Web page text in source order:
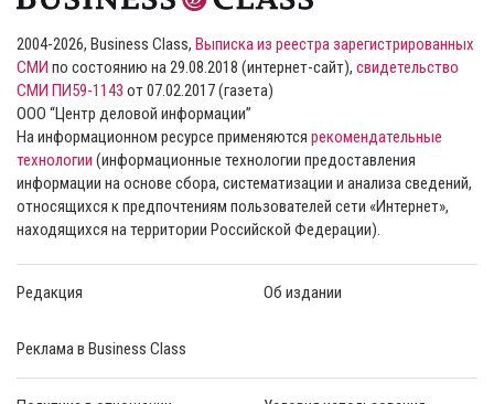
2004-2026, Business Class, Выписка из реестра зарегистрированных
СМИ по состоянию на 29.08.2018 (интернет-сайт), свидетельство
СМИ ПИ59-1143 от 07.02.2017 (газета)
ООО “Центр деловой информации”
На информационном ресурсе применяются рекомендательные
технологии (информационные технологии предоставления
информации на основе сбора, систематизации и анализа сведений,
относящихся к предпочтениям пользователей сети «Интернет»,
находящихся на территории Российской Федерации).
Редакция Об издании
Реклама в Business Class